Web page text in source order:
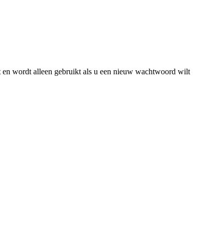
en wordt alleen gebruikt als u een nieuw wachtwoord wilt